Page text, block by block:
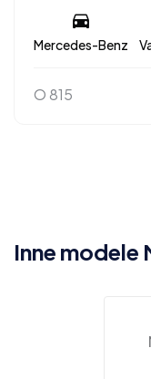
Mercedes-Benz
O 815
Inne modele